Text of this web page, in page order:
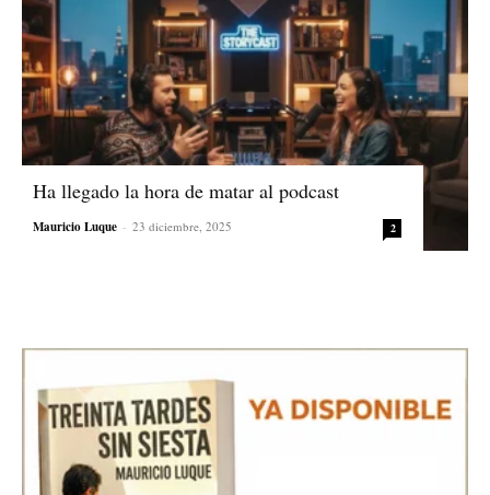
Ha llegado la hora de matar al podcast
Mauricio Luque - 23 diciembre, 2025 2